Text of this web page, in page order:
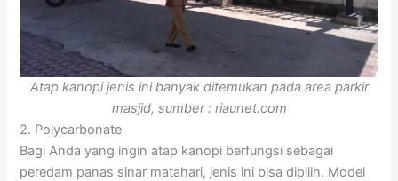
Atap kanopi jenis ini banyak ditemukan pada area parkir
masjid, sumber : riaunet.com
2. Polycarbonate
Bagi Anda yang ingin atap kanopi berfungsi sebagai
peredam panas sinar matahari, jenis ini bisa dipilih. Model